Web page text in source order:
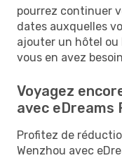
pourrez continuer
dates auxquelles
ajouter un hôtel ou
vous en avez
Voyagez
avec eDreams
Profitez de
Wenzhou avec